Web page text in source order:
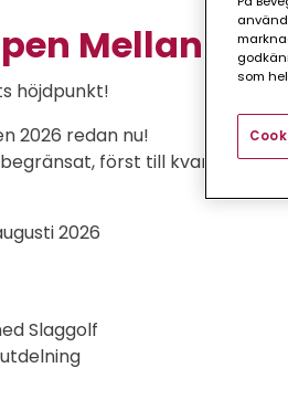
höjdpunkt!
2026 redan nu!
först till kvarn gäller.
2026
Slaggolf
som